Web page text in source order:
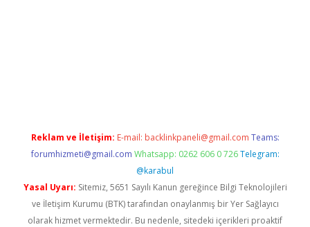
Reklam ve İletişim: E-mail: backlinkpaneli@gmail.com Teams:
forumhizmeti@gmail.com Whatsapp: 0262 606 0 726 Telegram:
@karabul
Yasal Uyarı: Sitemiz, 5651 Sayılı Kanun gereğince Bilgi Teknolojileri
ve İletişim Kurumu (BTK) tarafından onaylanmış bir Yer Sağlayıcı
olarak hizmet vermektedir. Bu nedenle, sitedeki içerikleri proaktif